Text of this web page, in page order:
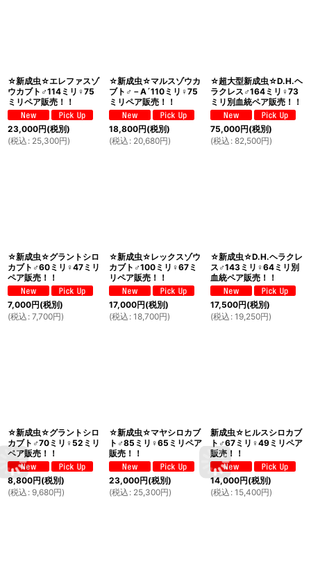
☆新成虫☆エレファスゾ
ウカブト♂114ミリ♀75
ミリペア販売！！
23,000円(税別)
(税込 : 25,300円)
☆新成虫☆マルスゾウカ
ブト♂－A´110ミリ♀75
ミリペア販売！！
18,800円(税別)
(税込 : 20,680円)
☆超大型新成虫☆D.H.ヘ
ラクレス♂164ミリ♀73
ミリ別血統ペア販売！！
75,000円(税別)
(税込 : 82,500円)
☆新成虫☆グラントシロ
カブト♂60ミリ♀47ミリ
ペア販売！！
7,000円(税別)
(税込 : 7,700円)
☆新成虫☆レックスゾウ
カブト♂100ミリ♀67ミ
リペア販売！！
17,000円(税別)
(税込 : 18,700円)
☆新成虫☆D.H.ヘラクレ
ス♂143ミリ♀64ミリ別
血統ペア販売！！
17,500円(税別)
(税込 : 19,250円)
☆新成虫☆グラントシロ
カブト♂70ミリ♀52ミリ
ペア販売！！
8,800円(税別)
(税込 : 9,680円)
☆新成虫☆マヤシロカブ
ト♂85ミリ♀65ミリペア
販売！！
23,000円(税別)
(税込 : 25,300円)
新成虫☆ヒルスシロカブ
ト♂67ミリ♀49ミリペア
販売！！
14,000円(税別)
(税込 : 15,400円)